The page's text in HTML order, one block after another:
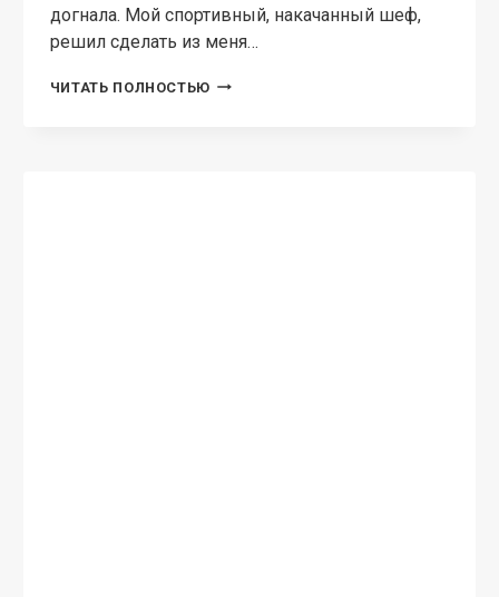
догнала. Мой спортивный, накачанный шеф,
решил сделать из меня…
ЧИТАТЬ ПОЛНОСТЬЮ ПОНЧИК